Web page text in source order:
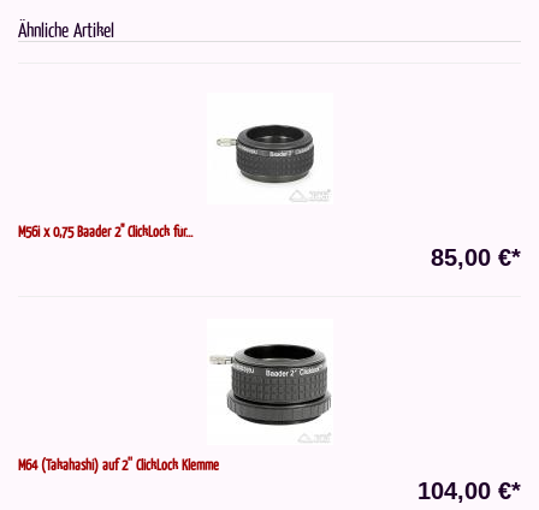
Ähnliche Artikel
M56i x 0,75 Baader 2" ClickLock für...
85,00 €*
M64 (Takahashi) auf 2'' ClickLock Klemme
104,00 €*